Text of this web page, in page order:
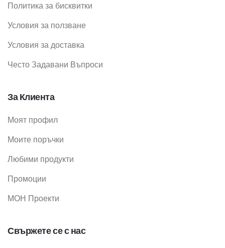
Политика за бисквитки
Условия за ползване
Условия за доставка
Често Задавани Въпроси
За Клиента
Моят профил
Моите поръчки
Любими продукти
Промоции
МОН Проекти
Свържете се с нас